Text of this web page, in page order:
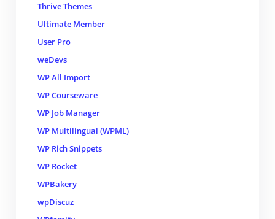
Thrive Themes
Ultimate Member
User Pro
weDevs
WP All Import
WP Courseware
WP Job Manager
WP Multilingual (WPML)
WP Rich Snippets
WP Rocket
WPBakery
wpDiscuz